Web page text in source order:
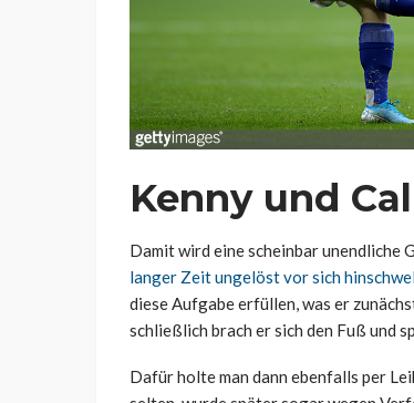
Kenny und
Damit wird eine scheinbar unendliche
langer Zeit ungelöst vor sich
diese Aufgabe erfüllen, was er
schließlich brach er sich den Fuß und
Dafür holte man dann ebenfalls per